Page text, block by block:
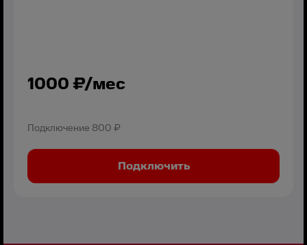
1000 ₽/мес
Подключение 800 ₽
Подключить